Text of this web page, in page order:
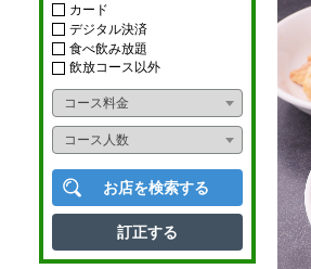
タイ料理
中華料理
韓国料理
多国籍料理
寿司
かに料理
うなぎ
ニュークラブ
ラウンジ
カード
デジタル決済
食べ飲み放題
飲放コース以外
コース料金
コース人数
お店を検索する
訂正する